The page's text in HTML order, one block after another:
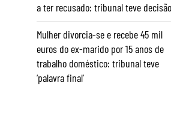
a ter recusado: tribunal teve
Mulher divorcia-se e recebe 45 mil
euros do ex-marido por 15 anos de
trabalho doméstico: tribunal teve
‘palavra final’